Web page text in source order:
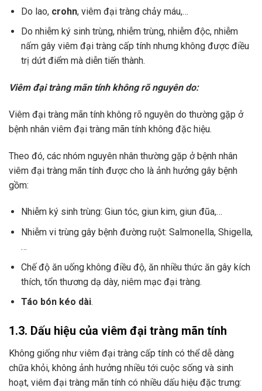
Do lao, crohn, viêm đại tràng chảy máu,…
Do nhiễm ký sinh trùng, nhiễm trùng, nhiễm độc, nhiễm
nấm gây viêm đại tràng cấp tính nhưng không được điều
trị dứt điểm mà diễn tiến thành.
Viêm đại tràng mãn tính không rõ nguyên do:
Viêm đại tràng mãn tính không rõ nguyên do thường gặp ở
bệnh nhân viêm đại tràng mãn tính không đặc hiệu.
Theo đó, các nhóm nguyên nhân thường gặp ở bệnh nhân
viêm đại tràng mãn tính được cho là ảnh hưởng gây bệnh
gồm:
Nhiễm ký sinh trùng: Giun tóc, giun kim, giun đũa,…
Nhiễm vi trùng gây bệnh đường ruột: Salmonella, Shigella,
…
Chế độ ăn uống không điều độ, ăn nhiều thức ăn gây kích
thích, tổn thương dạ dày, niêm mạc đại tràng.
Táo bón kéo dài.
1.3. Dấu hiệu của viêm đại tràng mãn tính
Không giống như viêm đại tràng cấp tính có thể dễ dàng
chữa khỏi, không ảnh hưởng nhiều tới cuộc sống và sinh
hoạt, viêm đại tràng mãn tính có nhiều dấu hiệu đặc trưng: